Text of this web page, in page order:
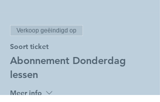
Verkoop geëindigd op
Soort ticket
Abonnement Donderdag
lessen
Meer info